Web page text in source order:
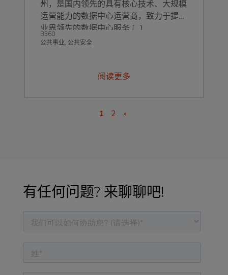
州，是国内领先的具有核心技术、大规模
运营能力的数据中心运营商，致力于提供
业界领先的数据中心服务 […]
B360
公共事业, 公共安全
阅读更多
1 2 »
有任何问题? 来聊聊吧!